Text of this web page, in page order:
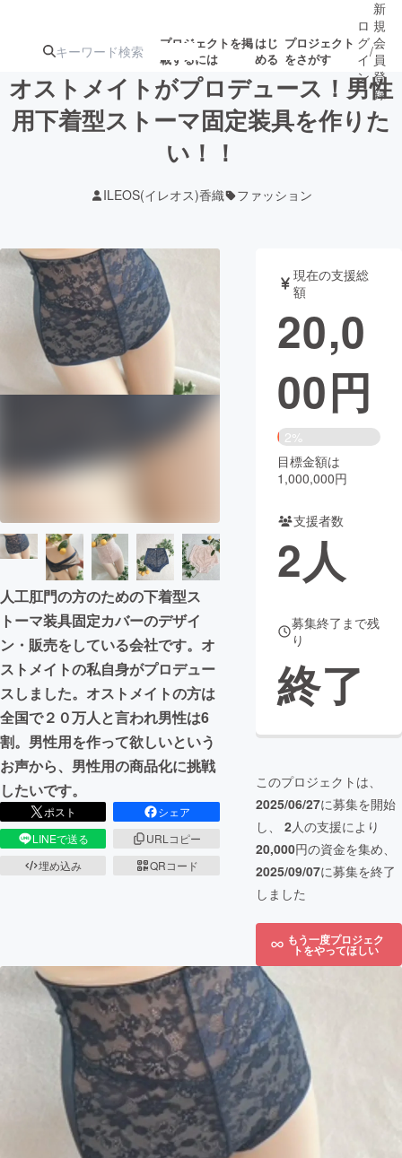
プロジェクトを掲
載するには
はじ
める
プロジェクト
をさがす
注目の新着プロ
募集終了が近いプ
テクノロジー・ガジェット
映像・映画 書籍・雑誌
ビジネス・起業 チャレンジ
まちづくり・地域活性化
CAMPFIRE Creation
machi-ya コミュニティ
ロ
グ
イ
ン
/
新
規
会
員
登
録
オストメイトがプロデュース！男性
用下着型ストーマ固定装具を作りた
い！！
ILEOS(イレオス)香織 ファッション
人工肛門の方のための下着型ス
トーマ装具固定カバーのデザイ
ン・販売をしている会社です。オ
ストメイトの私自身がプロデュー
スしました。オストメイトの方は
全国で２０万人と言われ男性は6
割。男性用を作って欲しいという
お声から、男性用の商品化に挑戦
したいです。
ポスト
シェア
LINEで送る
URLコピー
埋め込み
QRコード
現在の支援総
額
20,0
00円
2%
目標金額は
1,000,000円
支援者数
2人
募集終了まで残
り
終了
このプロジェクトは、
2025/06/27に募集を開始
し、 2人の支援により
20,000円の資金を集め、
2025/09/07に募集を終了
しました
もう一度プロジェク
トをやってほしい